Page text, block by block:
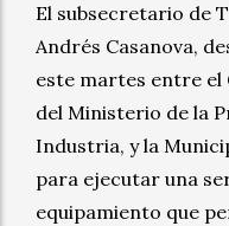
El subsecretario de
Andrés Casanova,
este martes entre el
del Ministerio de la
Industria, y la
para ejecutar una
equipamiento que